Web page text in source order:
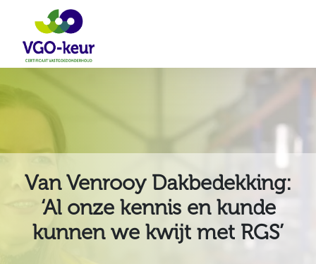
Van Venrooy Dakbedekking:
‘Al onze kennis en kunde
kunnen we kwijt met RGS’